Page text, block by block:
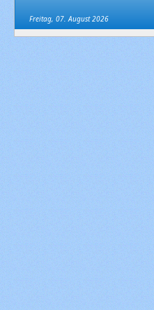
Freitag, 07. August 2026